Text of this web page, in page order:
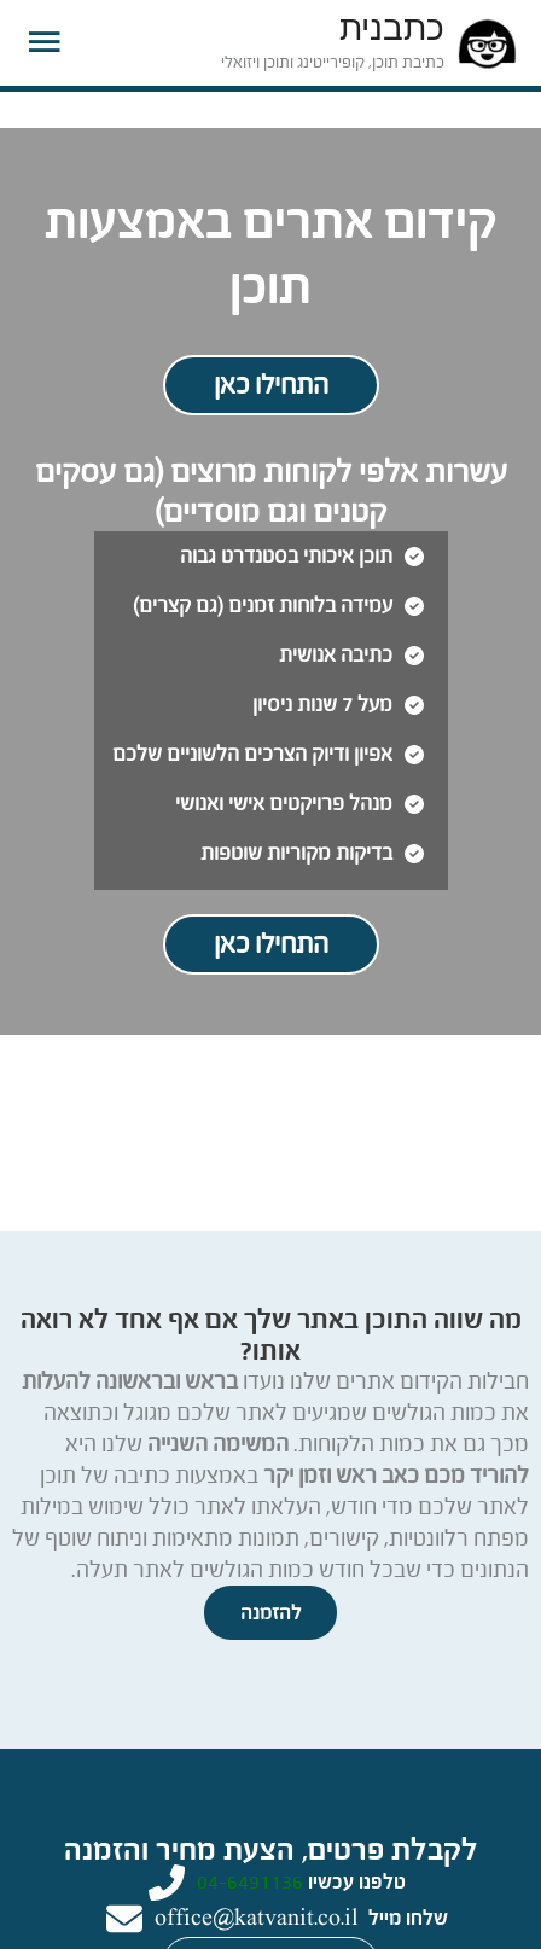
כתבנית
כתיבת תוכן, קופירייטינג ותוכן ויזואלי
קידום אתרים באמצעות
תוכן
התחילו כאן
עשרות אלפי לקוחות מרוצים (גם עסקים
קטנים וגם מוסדיים)
תוכן איכותי בסטנדרט גבוה
עמידה בלוחות זמנים (גם קצרים)
כתיבה אנושית
מעל 7 שנות ניסיון
אפיון ודיוק הצרכים הלשוניים שלכם
מנהל פרויקטים אישי ואנושי
בדיקות מקוריות שוטפות
התחילו כאן
מה שווה התוכן באתר שלך אם אף אחד לא רואה
אותו?
חבילות הקידום אתרים שלנו נועדובראש ובראשונה להעלות
את כמות הגולשים שמגיעים לאתר שלכם מגוגל וכתוצאה
מכך גם את כמות הלקוחות. המשימה השנייה שלנו היא
להוריד מכם כאב ראש וזמן יקרבאמצעות כתיבה של תוכן
לאתר שלכם מדי חודש, העלאתו לאתר כולל שימוש במילות
מפתח רלוונטיות, קישורים, תמונות מתאימות וניתוח שוטף של
הנתונים כדי שבכל חודש כמות הגולשים לאתר תעלה.
להזמנה
לקבלת פרטים, הצעת מחיר והזמנה
טלפנו עכשיו 04-6491136
שלחו מייל office@katvanit.co.il